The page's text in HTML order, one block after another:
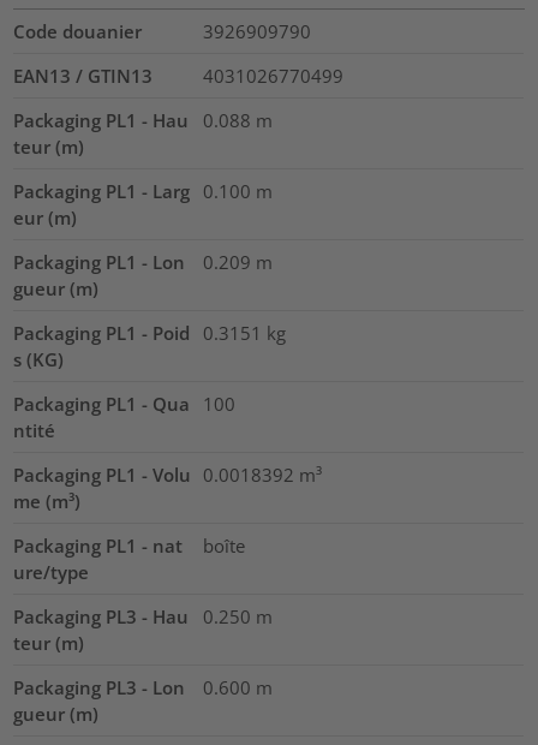
Code douanier
3926909790
EAN13 / GTIN13
4031026770499
Packaging PL1 - Hau
teur (m)
0.088 m
Packaging PL1 - Larg
eur (m)
0.100 m
Packaging PL1 - Lon
gueur (m)
0.209 m
Packaging PL1 - Poid
s (KG)
0.3151 kg
Packaging PL1 - Qua
ntité
100
Packaging PL1 - Volu
me (m³)
0.0018392 m³
Packaging PL1 - nat
ure/type
boîte
Packaging PL3 - Hau
teur (m)
0.250 m
Packaging PL3 - Lon
gueur (m)
0.600 m